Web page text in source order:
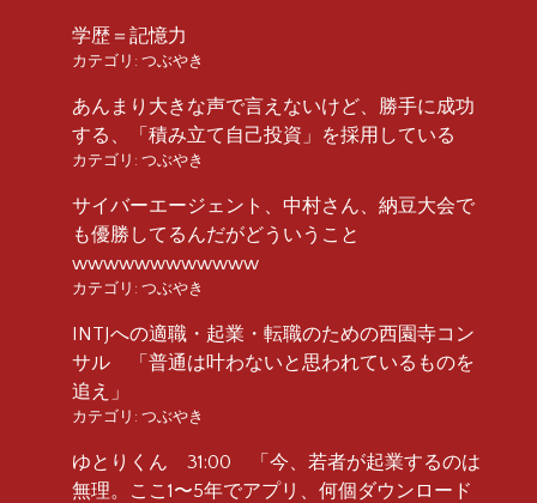
学歴＝記憶力
カテゴリ: つぶやき
あんまり大きな声で言えないけど、勝手に成功
する、「積み立て自己投資」を採用している
カテゴリ: つぶやき
サイバーエージェント、中村さん、納豆大会で
も優勝してるんだがどういうこと
wwwwwwwwwwww
カテゴリ: つぶやき
INTJへの適職・起業・転職のための西園寺コン
サル 「普通は叶わないと思われているものを
追え」
カテゴリ: つぶやき
ゆとりくん 31:00 「今、若者が起業するのは
無理。ここ1〜5年でアプリ、何個ダウンロード